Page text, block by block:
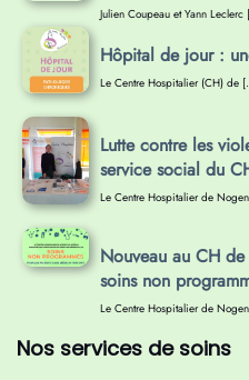
Julien Coupeau et Yann
Hôpital de jour :
Le Centre Hospitalier (CH) de
Lutte contre les
service social du
Le Centre Hospitalier de
Nouveau au CH
soins non
Le Centre Hospitalier de
Nos services de soins